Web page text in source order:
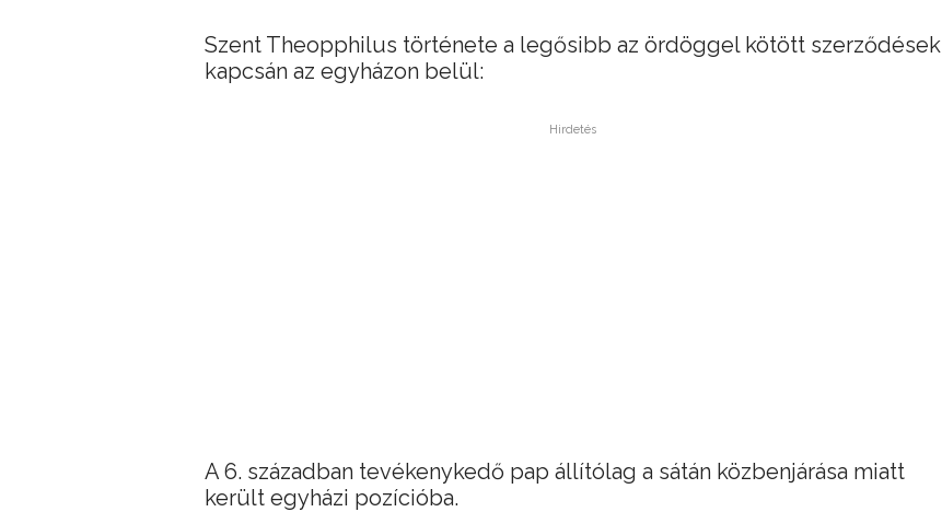
Szent Theopphilus története a legősibb az ördöggel kötött szerződések
kapcsán az egyházon belül:
Hirdetés
A 6. században tevékenykedő pap állítólag a sátán közbenjárása miatt
került egyházi pozícióba.